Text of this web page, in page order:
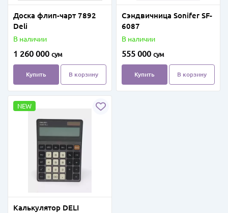
Доска флип-чарт 7892
Deli
В наличии
1 260 000 сум
Купить В корзину
Cэндвичница Sonifer SF-
6087
В наличии
555 000 сум
Купить В корзину
NEW
Калькулятор DELI